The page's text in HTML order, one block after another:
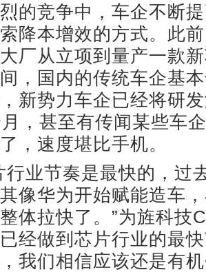
竞争中，车企不断提
降本增效的方式。此
厂从立项到量产一款
，国内的传统车企基
新势力车企已经将研
，甚至有传闻某些车
，速度堪比手机。
业节奏是最快的，过
像华为开始赋能造车
体拉快了。”为旌科技
经做到芯片行业的最
我们相信应该还是有